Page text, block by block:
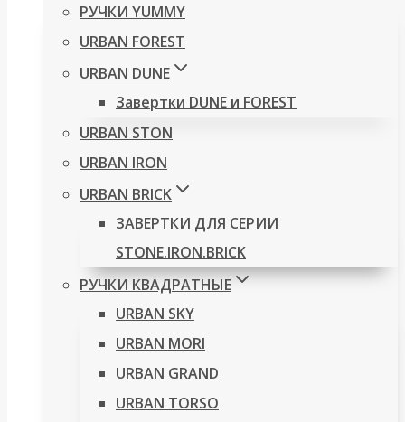
РУЧКИ YUMMY
URBAN FOREST
URBAN DUNE
Завертки DUNE и FOREST
URBAN STON
URBAN IRON
URBAN BRICK
ЗАВЕРТКИ ДЛЯ СЕРИИ
STONE.IRON.BRICK
РУЧКИ КВАДРАТНЫЕ
URBAN SKY
URBAN MORI
URBAN GRAND
URBAN TORSO